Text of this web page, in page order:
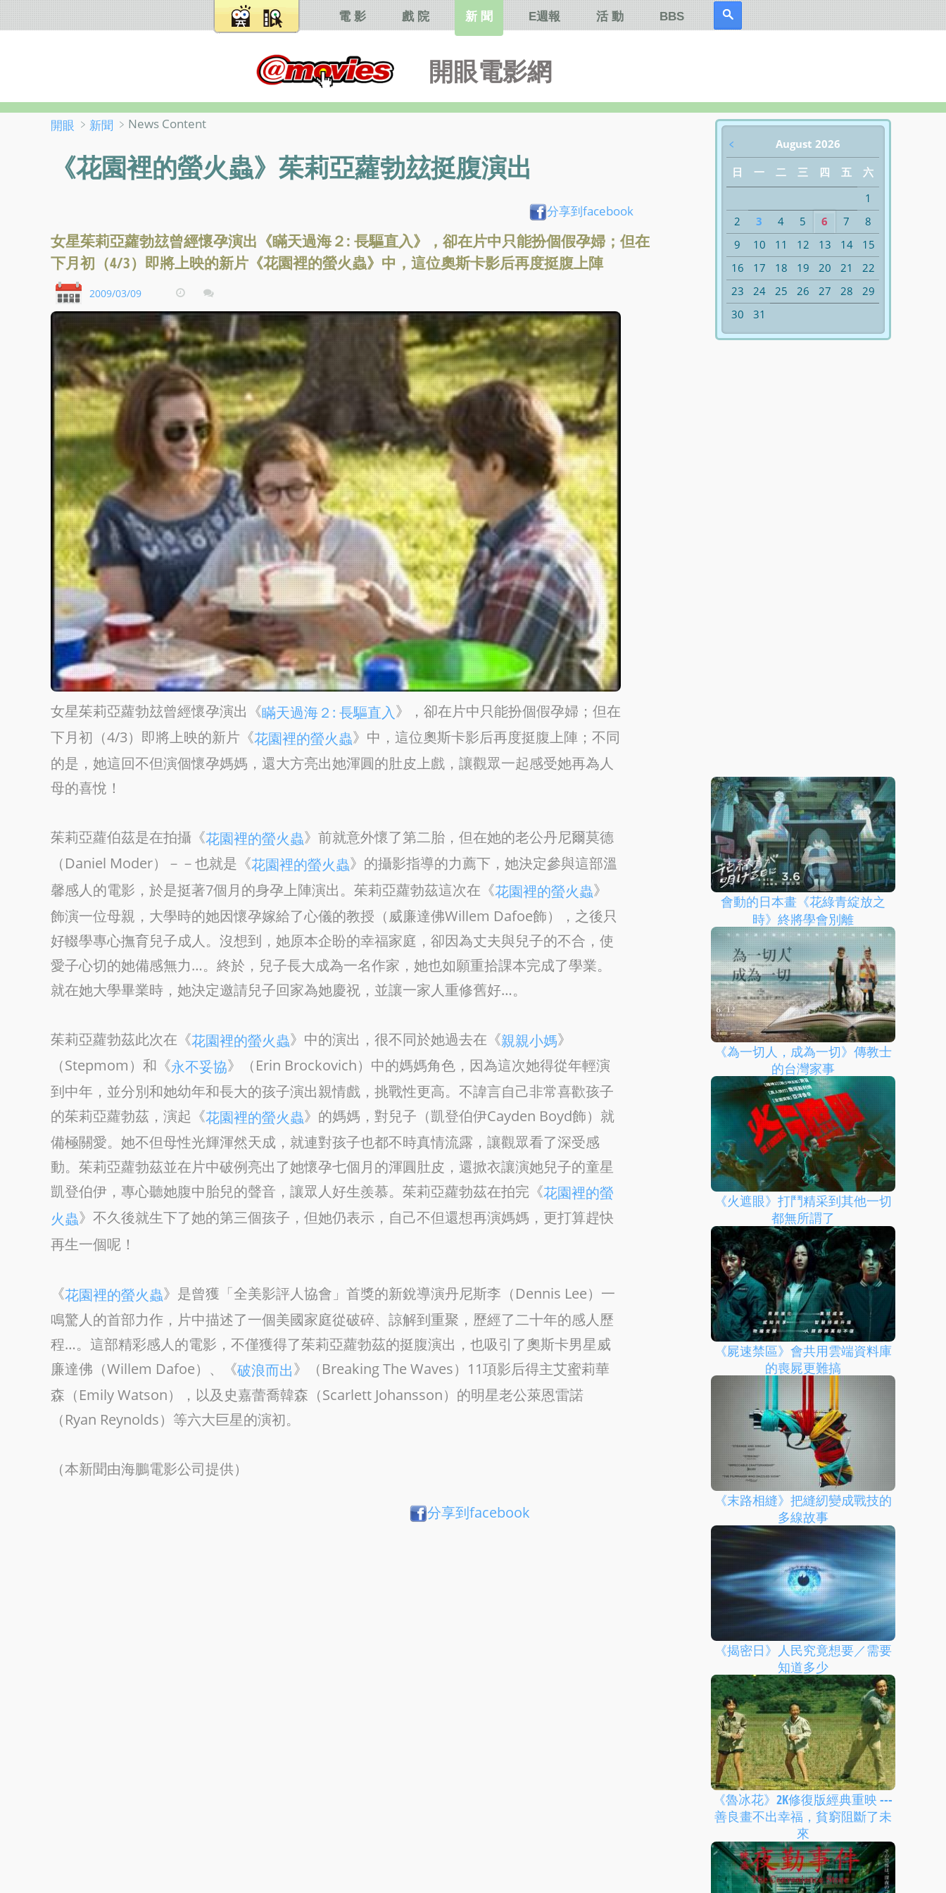
開眼電影網
電 影 戲 院 新 聞 E週報 活 動 BBS
開眼 ﹥ 新聞 ﹥News Content
《花園裡的螢火蟲》茱莉亞蘿勃玆挺腹演出
分享到facebook
女星茱莉亞蘿勃玆曾經懷孕演出《瞞天過海２: 長驅直入》，卻在片中只能扮個假孕婦；但在
下月初（4/3）即將上映的新片《花園裡的螢火蟲》中，這位奧斯卡影后再度挺腹上陣
2009/03/09
女星茱莉亞蘿勃玆曾經懷孕演出《瞞天過海２: 長驅直入》，卻在片中只能扮個假孕婦；但在
下月初（4/3）即將上映的新片《花園裡的螢火蟲》中，這位奧斯卡影后再度挺腹上陣；不同
的是，她這回不但演個懷孕媽媽，還大方亮出她渾圓的肚皮上戲，讓觀眾一起感受她再為人
母的喜悅！
茱莉亞蘿伯茲是在拍攝《花園裡的螢火蟲》前就意外懷了第二胎，但在她的老公丹尼爾莫德
（Daniel Moder）－－也就是《花園裡的螢火蟲》的攝影指導的力薦下，她決定參與這部溫
馨感人的電影，於是挺著7個月的身孕上陣演出。茱莉亞蘿勃茲這次在《花園裡的螢火蟲》
飾演一位母親，大學時的她因懷孕嫁給了心儀的教授（威廉達佛Willem Dafoe飾），之後只
好輟學專心撫育兒子成人。沒想到，她原本企盼的幸福家庭，卻因為丈夫與兒子的不合，使
愛子心切的她備感無力…。終於，兒子長大成為一名作家，她也如願重拾課本完成了學業。
就在她大學畢業時，她決定邀請兒子回家為她慶祝，並讓一家人重修舊好…。
茱莉亞蘿勃茲此次在《花園裡的螢火蟲》中的演出，很不同於她過去在《親親小媽》
（Stepmom）和《永不妥協》（Erin Brockovich）中的媽媽角色，因為這次她得從年輕演
到中年，並分別和她幼年和長大的孩子演出親情戲，挑戰性更高。不諱言自己非常喜歡孩子
的茱莉亞蘿勃茲，演起《花園裡的螢火蟲》的媽媽，對兒子（凱登伯伊Cayden Boyd飾）就
備極關愛。她不但母性光輝渾然天成，就連對孩子也都不時真情流露，讓觀眾看了深受感
動。茱莉亞蘿勃茲並在片中破例亮出了她懷孕七個月的渾圓肚皮，還掀衣讓演她兒子的童星
凱登伯伊，專心聽她腹中胎兒的聲音，讓眾人好生羨慕。茱莉亞蘿勃茲在拍完《花園裡的螢
火蟲》不久後就生下了她的第三個孩子，但她仍表示，自己不但還想再演媽媽，更打算趕快
再生一個呢！
《花園裡的螢火蟲》是曾獲「全美影評人協會」首獎的新銳導演丹尼斯李（Dennis Lee）一
鳴驚人的首部力作，片中描述了一個美國家庭從破碎、諒解到重聚，歷經了二十年的感人歷
程…。這部精彩感人的電影，不僅獲得了茱莉亞蘿勃茲的挺腹演出，也吸引了奧斯卡男星威
廉達佛（Willem Dafoe）、《破浪而出》（Breaking The Waves）11項影后得主艾蜜莉華
森（Emily Watson），以及史嘉蕾喬韓森（Scarlett Johansson）的明星老公萊恩雷諾
（Ryan Reynolds）等六大巨星的演初。
（本新聞由海鵬電影公司提供）
分享到facebook
August 2026
﹤
日 一 二 三 四 五
六
1
2
3 4 5 6 7
8
9
10 11 12 13 14
15
16
17 18 19 20 21
22
23
24 25 26 27 28
29
30
31
會動的日本畫《花綠青綻放之
時》終將學會別離
《為一切人，成為一切》傳教士
的台灣家事
《火遮眼》打鬥精采到其他一切
都無所謂了
《屍速禁區》會共用雲端資料庫
的喪屍更難搞
《末路相縫》把縫紉變成戰技的
多線故事
《揭密日》人民究竟想要／需要
知道多少
《魯冰花》2K修復版經典重映 ---
善良畫不出幸福，貧窮阻斷了未
來